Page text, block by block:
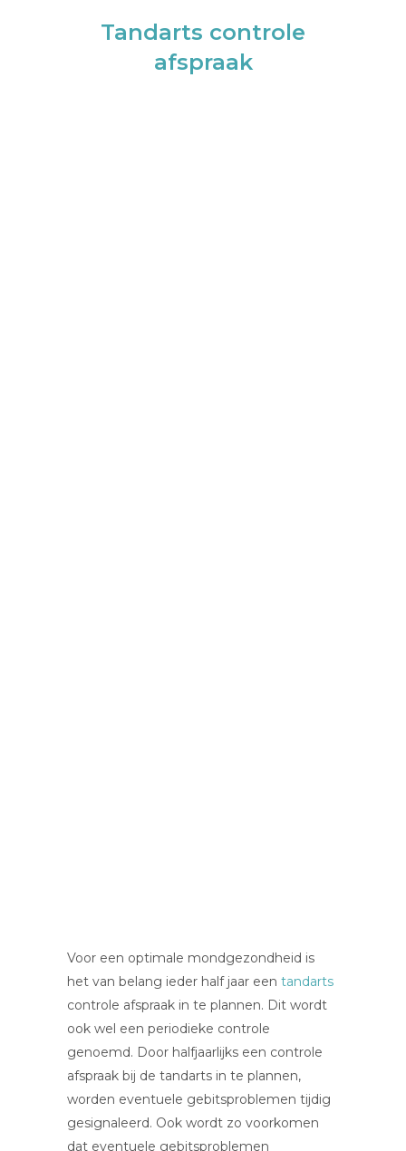
Tandarts controle
afspraak
Voor een optimale mondgezondheid is
het van belang ieder half jaar een tandarts
controle afspraak in te plannen. Dit wordt
ook wel een periodieke controle
genoemd. Door halfjaarlijks een controle
afspraak bij de tandarts in te plannen,
worden eventuele gebitsproblemen tijdig
gesignaleerd. Ook wordt zo voorkomen
dat eventuele gebitsproblemen